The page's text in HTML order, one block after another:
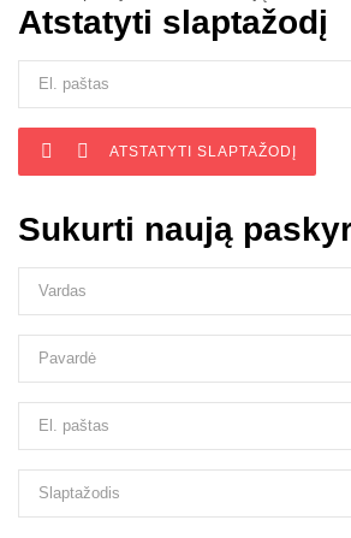
Atstatyti slaptažodį
  ATSTATYTI SLAPTAŽODĮ
Sukurti naują